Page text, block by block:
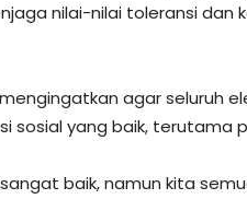
nilai-nilai toleransi dan
agar seluruh
sosial yang baik, terutama
baik, namun kita